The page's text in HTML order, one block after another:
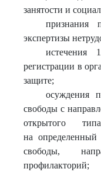
занятости и
признания
экспертизы
истечения
регистрации в
защите;
осуждения
свободы с
открытого
на
свободы,
профилакторий;